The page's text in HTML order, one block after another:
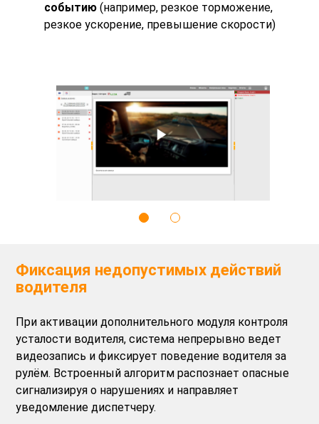
событию(например, резкое торможение,
резкое ускорение, превышение скорости)
Фиксация недопустимых действий
водителя
При активации дополнительного модуля контроля
усталости водителя, система непрерывно ведет
видеозапись и фиксирует поведение водителя за
рулём. Встроенный алгоритм распознает опасные
сигнализируя о нарушениях и направляет
уведомление диспетчеру.